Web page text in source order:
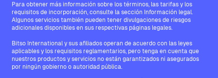
Para obtener más información sobre los términos, las tarifas y los
requisitos de incorporación, consulte la sección Información legal.
Algunos servicios también pueden tener divulgaciones de riesgos
adicionales disponibles en sus respectivas páginas legales.
Bitso International y sus afiliados operan de acuerdo con las leyes
aplicables y los requisitos reglamentarios, pero tenga en cuenta que
nuestros productos y servicios no están garantizados ni asegurados
por ningún gobierno o autoridad pública.